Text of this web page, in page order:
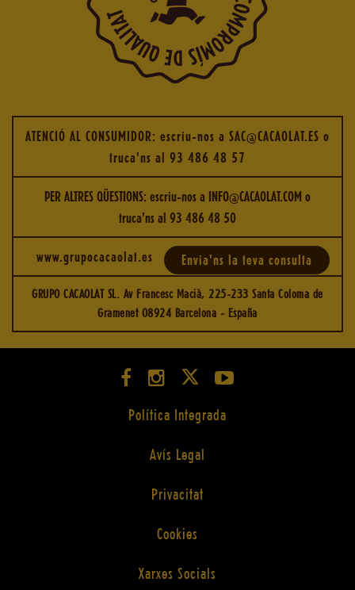
ATENCIÓ AL CONSUMIDOR: escriu-nos a SAC@CACAOLAT.ES o
truca'ns al 93 486 48 57
PER ALTRES QÜESTIONS: escriu-nos a INFO@CACAOLAT.COM o
truca'ns al 93 486 48 50
www.grupocacaolat.es Envia'ns la teva consulta
GRUPO CACAOLAT SL. Av Francesc Macià, 225-233 Santa Coloma de
Gramenet 08924 Barcelona - España
Política Integrada
Avís Legal
Privacitat
Cookies
Xarxes Socials